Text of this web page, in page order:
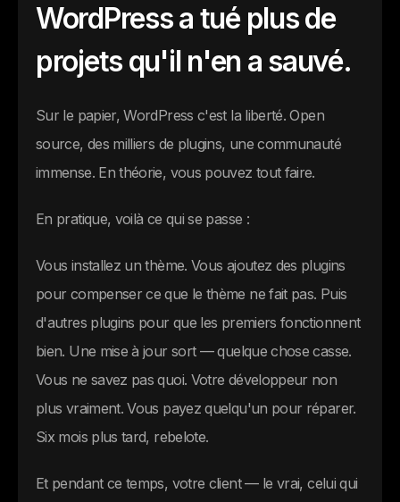
WordPress a tué plus de
projets qu'il n'en a sauvé.
Sur le papier, WordPress c'est la liberté. Open
source, des milliers de plugins, une communauté
immense. En théorie, vous pouvez tout faire.
En pratique, voilà ce qui se passe :
Vous installez un thème. Vous ajoutez des plugins
pour compenser ce que le thème ne fait pas. Puis
d'autres plugins pour que les premiers fonctionnent
bien. Une mise à jour sort — quelque chose casse.
Vous ne savez pas quoi. Votre développeur non
plus vraiment. Vous payez quelqu'un pour réparer.
Six mois plus tard, rebelote.
Et pendant ce temps, votre client — le vrai, celui qui